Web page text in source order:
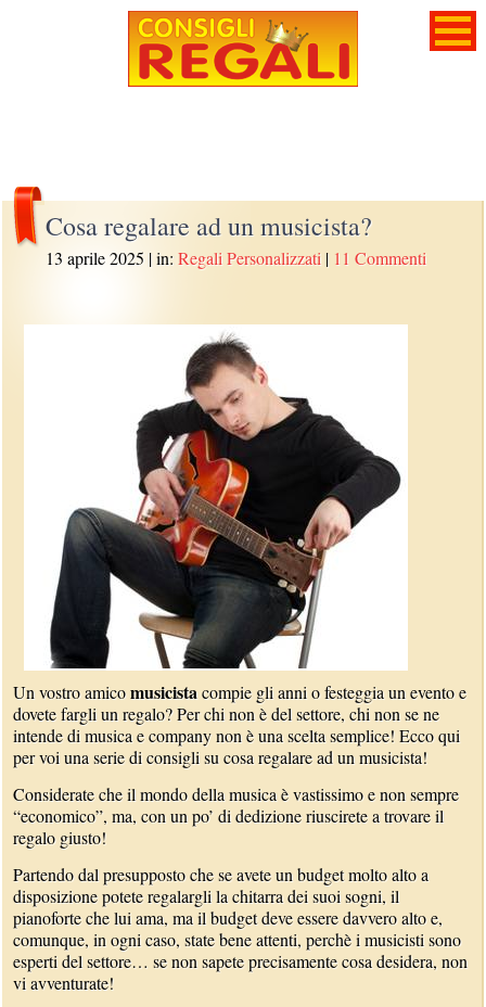
Cosa regalare ad un musicista?
13 aprile 2025 | in:Regali Personalizzati | 11 Commenti
Un vostro amicomusicistacompie gli anni o festeggia un evento e
dovete fargli un regalo? Per chi non è del settore, chi non se ne
intende di musica e company non è una scelta semplice! Ecco qui
per voi una serie di consigli su cosa regalare ad un musicista!
Considerate che il mondo della musica è vastissimo e non sempre
“economico”, ma, con un po’ di dedizione riuscirete a trovare il
regalo giusto!
Partendo dal presupposto che se avete un budget molto alto a
disposizione potete regalargli la chitarra dei suoi sogni, il
pianoforte che lui ama, ma il budget deve essere davvero alto e,
comunque, in ogni caso, state bene attenti, perchè i musicisti sono
esperti del settore… se non sapete precisamente cosa desidera, non
vi avventurate!